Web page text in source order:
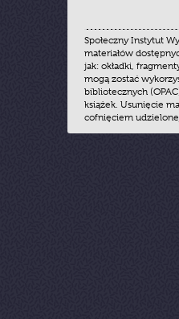
Społeczny Instytut
materiałów
jak: okładki,
mogą zostać
bibliotecznych
książek. Usunięcie
cofnięciem